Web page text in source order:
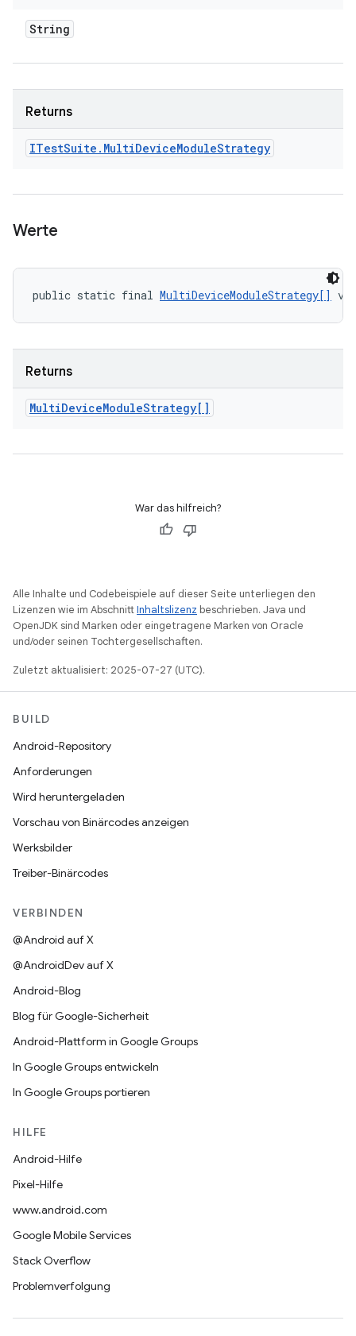
String
Returns
ITestSuite . MultiDeviceModuleStrategy
Werte
public static final MultiDeviceModuleStrategy[]
Returns
MultiDeviceModuleStrategy[]
War das hilfreich?
Alle Inhalte und Codebeispiele auf dieser Seite unterliegen den
Lizenzen wie im AbschnittInhaltslizenz beschrieben. Java und
OpenJDK sind Marken oder eingetragene Marken von Oracle
und/oder seinen Tochtergesellschaften.
Zuletzt aktualisiert: 2025-07-27 (UTC).
BUILD
Android-Repository
Anforderungen
Wird heruntergeladen
Vorschau von Binärcodes anzeigen
Werksbilder
Treiber-Binärcodes
VERBINDEN
@Android auf X
@AndroidDev auf X
Android-Blog
Blog für Google-Sicherheit
Android-Plattform in Google Groups
In Google Groups entwickeln
In Google Groups portieren
HILFE
Android-Hilfe
Pixel-Hilfe
www.android.com
Google Mobile Services
Stack Overflow
Problemverfolgung